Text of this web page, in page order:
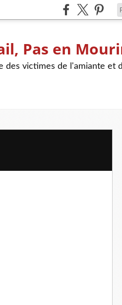
Pas en
victimes de l'amiante et